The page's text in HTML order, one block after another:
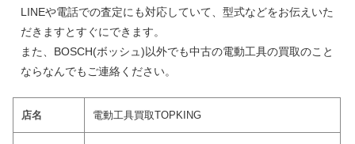
LINEや電話での査定にも対応していて、型式などをお伝えいた
だきますとすぐにできます。
また、BOSCH(ボッシュ)以外でも中古の電動工具の買取のこと
ならなんでもご連絡ください。
店名 電動工具買取TOPKING